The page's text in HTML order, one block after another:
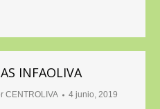
INFAOLIVA
CENTROLIVA 4 junio, 2019